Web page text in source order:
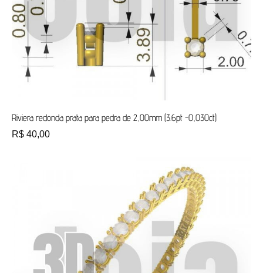
Riviera redonda prata para pedra de 2,00mm (3.6pt -0,030ct)
R$ 40,00